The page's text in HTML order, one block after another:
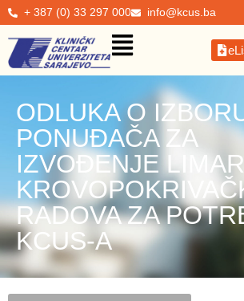
+ 387 (0) 33 297 000 info@kcus.ba
ODLUKA O
PONUĐAČA ZA
IZVOĐENJE
RADOVA ZA
KCUS-A